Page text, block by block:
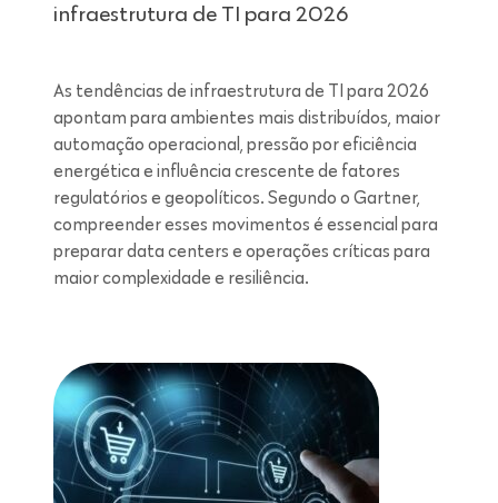
infraestrutura de TI para 2026
As tendências de infraestrutura de TI para 2026
apontam para ambientes mais distribuídos, maior
automação operacional, pressão por eficiência
energética e influência crescente de fatores
regulatórios e geopolíticos. Segundo o Gartner,
compreender esses movimentos é essencial para
preparar data centers e operações críticas para
maior complexidade e resiliência.